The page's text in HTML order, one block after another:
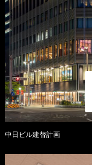
中日ビル建替計画